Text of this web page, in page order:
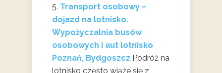
Transport osobowy –
dojazd na lotnisko.
Wypożyczalnia busów
osobowych i aut lotnisko
Poznań, Bydgoszcz Podróż na
lotnisko często wiąże się z